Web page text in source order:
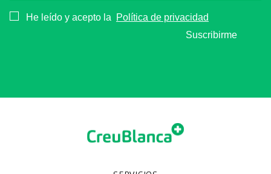
Consentimiento
He leído y acepto la
Política de privacidad
Suscribirme